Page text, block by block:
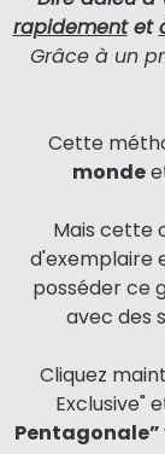
rapidementet
Grâce à un
Cette
monde
Mais cette
d'exemplaire
posséder ce
avec des
Cliquez
Exclusive"
Pentagonale”